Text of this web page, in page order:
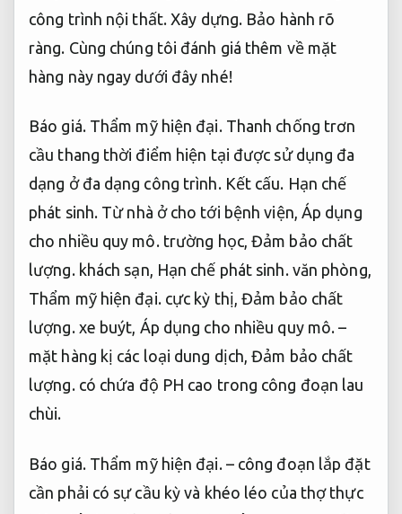
công trình nội thất.Xây dựng. Bảo hành rõ
ràng. Cùng chúng tôi đánh giá thêm về mặt
hàng này ngay dưới đây nhé!
Báo giá. Thẩm mỹ hiện đại.Thanh chống trơn
cầu thang thời điểm hiện tại được sử dụng đa
dạng ở đa dạng công trình. Kết cấu. Hạn chế
phát sinh. Từ nhà ở cho tới bệnh viện, Áp dụng
cho nhiều quy mô.trường học,Đảm bảo chất
lượng.khách sạn, Hạn chế phát sinh.văn phòng,
Thẩm mỹ hiện đại.cực kỳ thị,Đảm bảo chất
lượng.xe buýt, Áp dụng cho nhiều quy mô. –
mặt hàng kị các loại dung dịch,Đảm bảo chất
lượng.có chứa độ PH cao trong công đoạn lau
chùi.
Báo giá. Thẩm mỹ hiện đại. – công đoạn lắp đặt
cần phải có sự cầu kỳ và khéo léo của thợ thực